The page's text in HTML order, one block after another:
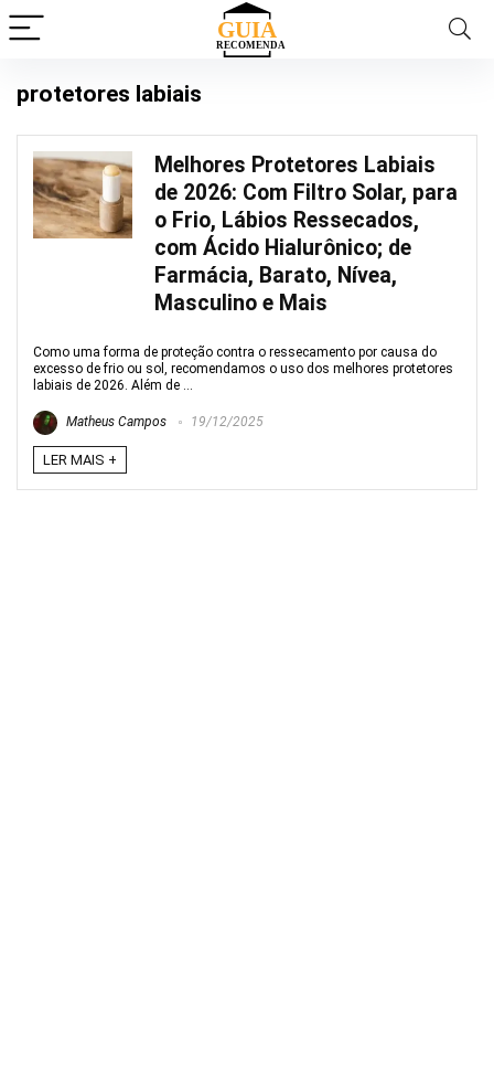
protetores labiais
Melhores Protetores Labiais
de 2026: Com Filtro Solar, para
o Frio, Lábios Ressecados,
com Ácido Hialurônico; de
Farmácia, Barato, Nívea,
Masculino e Mais
Como uma forma de proteção contra o ressecamento por causa do
excesso de frio ou sol, recomendamos o uso dos melhores protetores
labiais de 2026. Além de ...
Matheus Campos 19/12/2025
LER MAIS +